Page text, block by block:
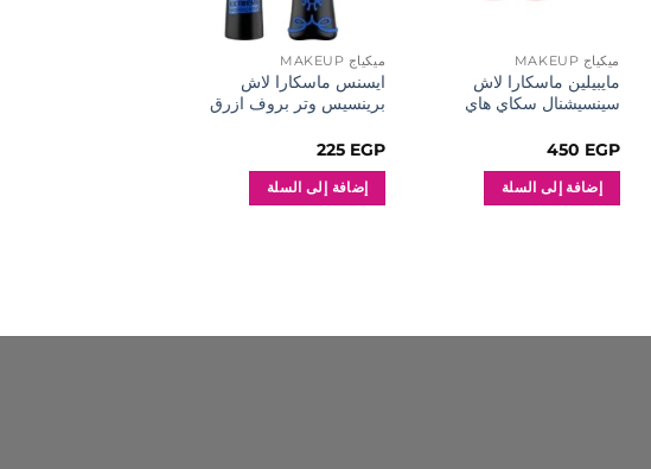
ميكياج MAKEUP
مايبيلين ماسكارا لاش
سينسيشنال سكاي هاي
450 EGP
إضافة إلى السلة
ميكياج MAKEUP
ايسنس ماسكارا لاش
برينسيس وتر بروف ازرق
225 EGP
إضافة إلى السلة